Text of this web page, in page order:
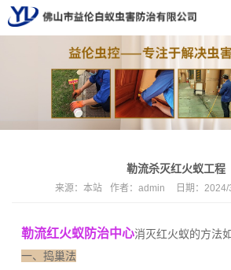
勒流杀灭红火蚁工程
来源： 本站 作者： admin 日期： 2024/
勒流红火蚁防治中心消灭红火蚁的方法如
一、捣巢法